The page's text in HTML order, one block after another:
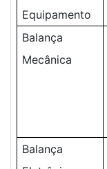
Equipamento
Balança
Mecânica
Balança